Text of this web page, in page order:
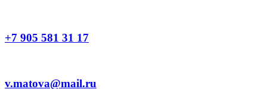
+7 905 581 31 17
v.matova@mail.ru